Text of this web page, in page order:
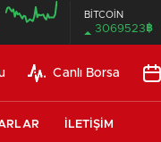
BİTCOİN
3069523฿
Canlı Borsa
İLETIŞIM